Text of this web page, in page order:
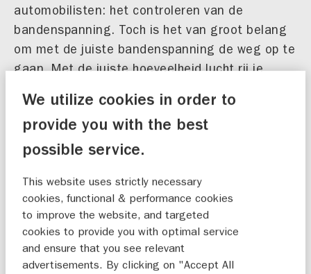
automobilisten: het controleren van de
bandenspanning. Toch is het van groot belang
om met de juiste bandenspanning de weg op te
gaan. Met de juiste hoeveelheid lucht rij je
maandelijks de bandenspanning te checken,
maar zeker voor je op vakantie gaat met een
volgeladen auto. Welke bandenspanning jouw
instructieboekje of aan de binnenkant van de
deur of tankklep. Je ziet dan ook direct welke
bandenspanning wordt aangeraden met
belading.
We utilize cookies in order to
provide you with the best
possible service.
This website uses strictly necessary
cookies, functional & performance cookies
to improve the website, and targeted
cookies to provide you with optimal service
and ensure that you see relevant
advertisements. By clicking on "Accept All